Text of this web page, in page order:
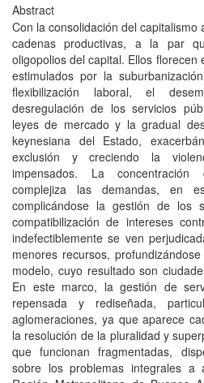
Abstract
Con la consolidación del capitalismo
cadenas productivas, a la par
oligopolios del capital. Ellos florecen
estimulados por la
flexibilización laboral, el
desregulación de los servicios
leyes de mercado y la gradual
keynesiana del Estado,
exclusión y creciendo la
impensados. La concentración
complejiza las demandas, en
complicándose la gestión de los
compatibilización de intereses
indefectiblemente se ven
menores recursos,
modelo, cuyo resultado son
En este marco, la gestión de
repensada y rediseñada,
aglomeraciones, ya que aparece
la resolución de la pluralidad y
que funcionan fragmentadas,
sobre los problemas integrales